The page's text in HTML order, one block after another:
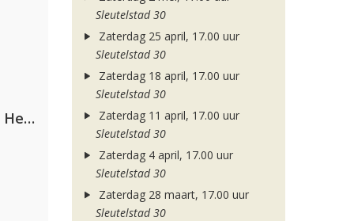
Nathan Dawe, Joel Corry & Ella Henderson
Sleutelstad 30
Zaterdag 25 april, 17.00 uur
Sleutelstad 30
Zaterdag 18 april, 17.00 uur
Sleutelstad 30
Zaterdag 11 april, 17.00 uur
Sleutelstad 30
Zaterdag 4 april, 17.00 uur
Sleutelstad 30
Zaterdag 28 maart, 17.00 uur
Sleutelstad 30